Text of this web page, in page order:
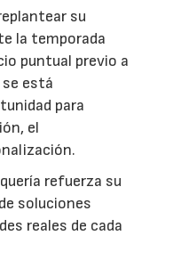
su
la temporada
puntual previo a
está
para
el
refuerza su
soluciones
reales de cada